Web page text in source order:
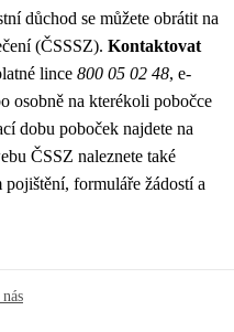
důchod se můžete obrátit na
(ČSSSZ). Kontaktovat
lince 800 05 02 48, e-
osobně na kterékoli pobočce
dobu poboček najdete na
ČSSZ naleznete také
formuláře žádostí a